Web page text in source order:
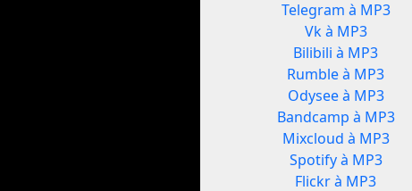
Telegram à MP3
Vk à MP3
Bilibili à MP3
Rumble à MP3
Odysee à MP3
Bandcamp à MP3
Mixcloud à MP3
Spotify à MP3
Flickr à MP3